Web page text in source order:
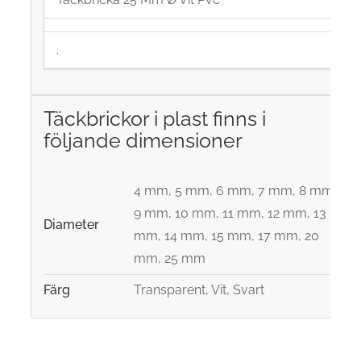
.
Täckbrickor i plast finns i
följande dimensioner
Diameter
4 mm, 5 mm, 6 mm, 7 mm, 8 mm,
9 mm, 10 mm, 11 mm, 12 mm, 13
mm, 14 mm, 15 mm, 17 mm, 20
mm, 25 mm
Färg Transparent, Vit, Svart